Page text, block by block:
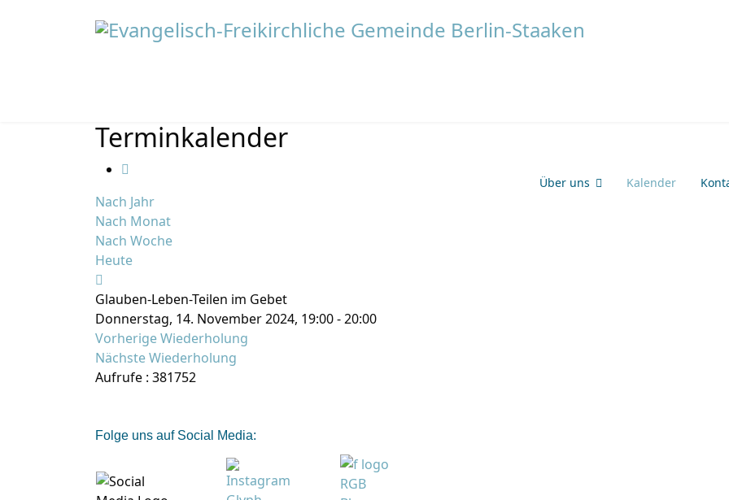
Über uns Kalender
Terminkalender
Nach Jahr
Nach Monat
Nach Woche
Heute
Glauben-Leben-Teilen im Gebet
Donnerstag, 14. November 2024, 19:00 - 20:00
Vorherige Wiederholung
Nächste Wiederholung
Aufrufe : 381752
Folge uns auf Social Media: